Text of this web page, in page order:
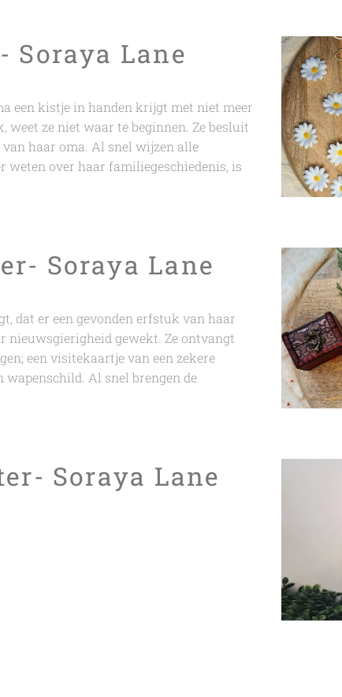
Soraya Lane
een kistje in handen krijgt met niet meer
weet ze niet waar te beginnen. Ze besluit
van haar oma. Al snel wijzen alle
weten over haar familiegeschiedenis, is
Soraya Lane
dat er een gevonden erfstuk van haar
nieuwsgierigheid gewekt. Ze ontvangt
een visitekaartje van een zekere
Al snel brengen de
Soraya Lane